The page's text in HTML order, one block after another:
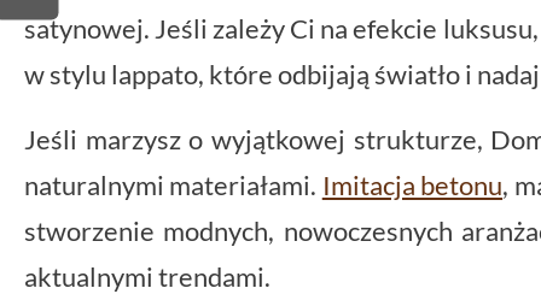
satynowej. Jeśli zależy Ci na efekcie
w stylu lappato, które odbijają światło i
Jeśli marzysz o wyjątkowej strukturze,
naturalnymi materiałami. Imitacja betonu,
stworzenie modnych, nowoczesnych
aktualnymi trendami.